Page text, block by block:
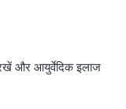
और आयुर्वेदिक इलाज